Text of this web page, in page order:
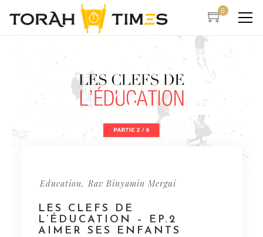
0
Education, Rav Binyamin Mergui
LES CLEFS DE
L’ÉDUCATION – EP.2
AIMER SES ENFANTS